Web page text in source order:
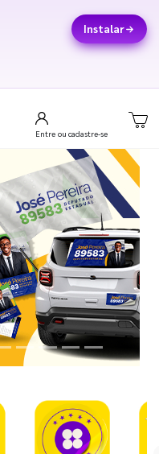
Instalar
Entre ou cadastre-se
Next